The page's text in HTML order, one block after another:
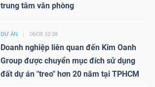
trung tâm văn phòng
DỰ ÁN 06/08 10:38
Doanh nghiệp liên quan đến Kim Oanh
Group được chuyển mục đích sử dụng
đất dự án "treo" hơn 20 năm tại TPHCM